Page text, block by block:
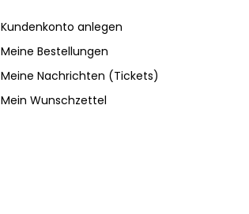
Kundenkonto anlegen
Meine Bestellungen
Meine Nachrichten (Tickets)
Mein Wunschzettel